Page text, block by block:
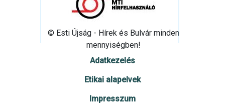
© Esti Újság - Hírek és Bulvár minden
mennyiségben!
Adatkezelés
Etikai alapelvek
Impresszum